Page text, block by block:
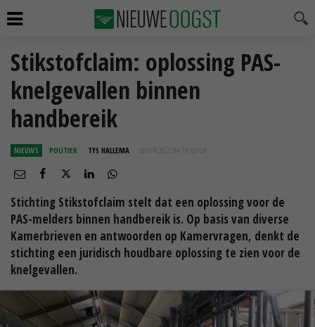
Stikstofclaim: oplossing PAS-
knelgevallen binnen
handbereik
NIEUWS POLITIEK TYS HALLEMA 08 APR 2022 OM 14:12
Stichting Stikstofclaim stelt dat een oplossing voor de
PAS-melders binnen handbereik is. Op basis van diverse
Kamerbrieven en antwoorden op Kamervragen, denkt de
stichting een juridisch houdbare oplossing te zien voor de
knelgevallen.